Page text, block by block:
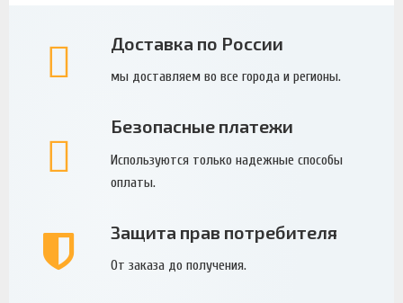
Доставка по России
мы доставляем во все города и регионы.
Безопасные платежи
Используются только надежные способы
оплаты.
Защита прав потребителя
От заказа до получения.